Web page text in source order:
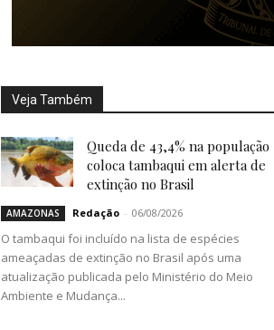
Veja Também
Queda de 43,4% na população
coloca tambaqui em alerta de
extinção no Brasil
AMAZONAS Redação - 06/08/2026
O tambaqui foi incluído na lista de espécies
ameaçadas de extinção no Brasil após uma
atualização publicada pelo Ministério do Meio
Ambiente e Mudança...